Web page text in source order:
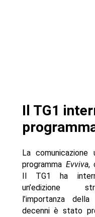
Il TG1
La
programma Evviva,
Il TG1 ha
un’edizione
l’importanza
decenni è stato